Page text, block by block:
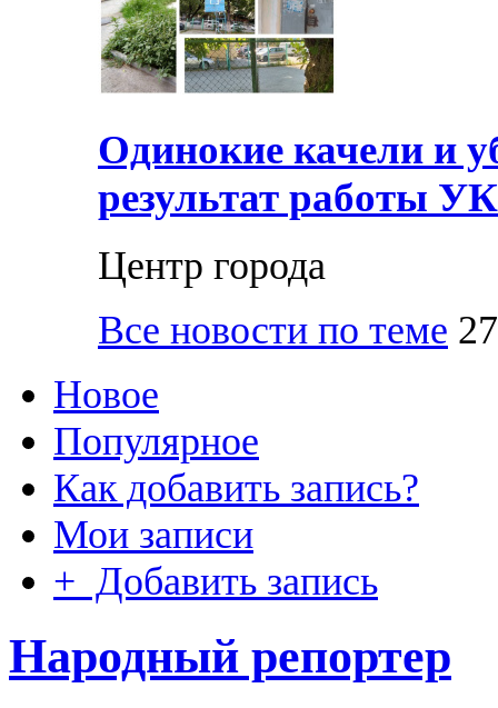
Одинокие качели и
результат работы
Центр города
Все новости по теме
Новое
Популярное
Как добавить запись?
Мои записи
+ Добавить запись
Народный репортер